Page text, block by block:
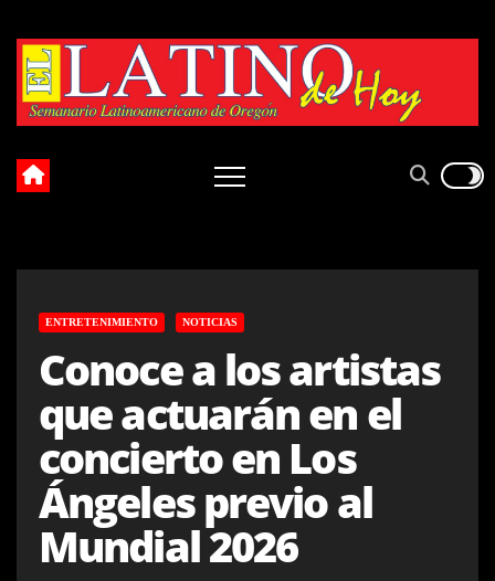
content
ENTRETENIMIENTO NOTICIAS
Conoce a los artistas
que actuarán en el
concierto en Los
Ángeles previo al
Mundial 2026